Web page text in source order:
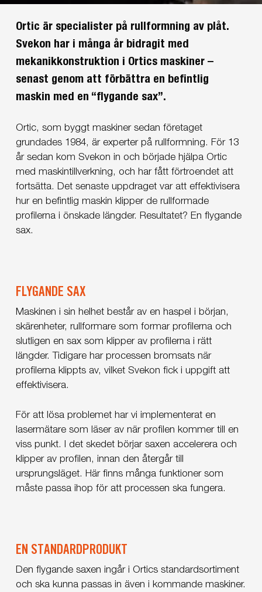
Ortic är specialister på rullformning av plåt.
Svekon har i många år bidragit med
mekanikkonstruktion i Ortics maskiner –
senast genom att förbättra en befintlig
maskin med en “flygande sax”.
Ortic, som byggt maskiner sedan företaget
grundades 1984, är experter på rullformning. För 13
år sedan kom Svekon in och började hjälpa Ortic
med maskintillverkning, och har fått förtroendet att
fortsätta. Det senaste uppdraget var att effektivisera
hur en befintlig maskin klipper de rullformade
profilerna i önskade längder. Resultatet? En flygande
sax.
FLYGANDE SAX
Maskinen i sin helhet består av en haspel i början,
skärenheter, rullformare som formar profilerna och
slutligen en sax som klipper av profilerna i rätt
längder. Tidigare har processen bromsats när
profilerna klippts av, vilket Svekon fick i uppgift att
effektivisera.
För att lösa problemet har vi implementerat en
lasermätare som läser av när profilen kommer till en
viss punkt. I det skedet börjar saxen accelerera och
klipper av profilen, innan den återgår till
ursprungsläget. Här finns många funktioner som
måste passa ihop för att processen ska fungera.
EN STANDARDPRODUKT
Den flygande saxen ingår i Ortics standardsortiment
och ska kunna passas in även i kommande maskiner.